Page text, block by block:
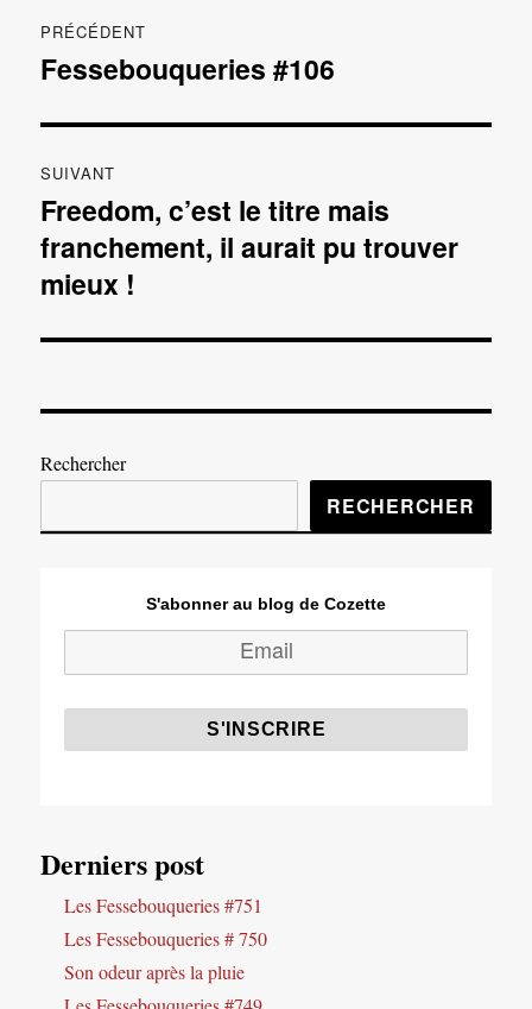
de
PRÉCÉDENT
Publication
Fessebouqueries #106
SUIVANT
Publication
suivante :
Freedom, c’est le titre mais
franchement, il aurait pu trouver
mieux !
Rechercher
RECHERCHER
S'abonner au blog de Cozette
Derniers post
Les Fessebouqueries #751
Les Fessebouqueries # 750
Son odeur après la pluie